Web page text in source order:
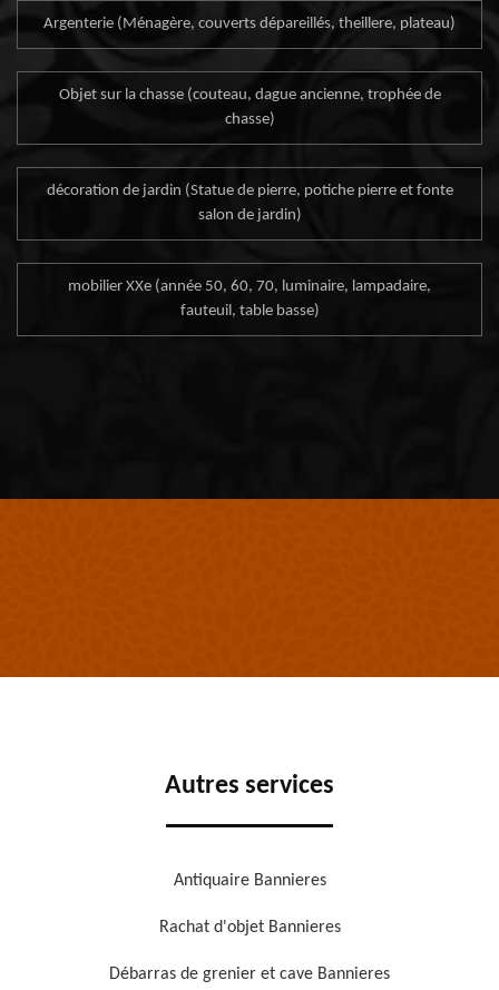
Argenterie (Ménagère, couverts dépareillés, theillere, plateau)
Objet sur la chasse (couteau, dague ancienne, trophée de
chasse)
décoration de jardin (Statue de pierre, potiche pierre et fonte
salon de jardin)
mobilier XXe (année 50, 60, 70, luminaire, lampadaire,
fauteuil, table basse)
Autres services
Antiquaire Bannieres
Rachat d'objet Bannieres
Débarras de grenier et cave Bannieres